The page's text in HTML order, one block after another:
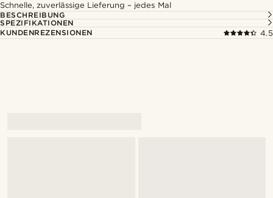
Schnelle, zuverlässige Lieferung – jedes Mal
BESCHREIBUNG
SPEZIFIKATIONEN
KUNDENREZENSIONEN
4.5